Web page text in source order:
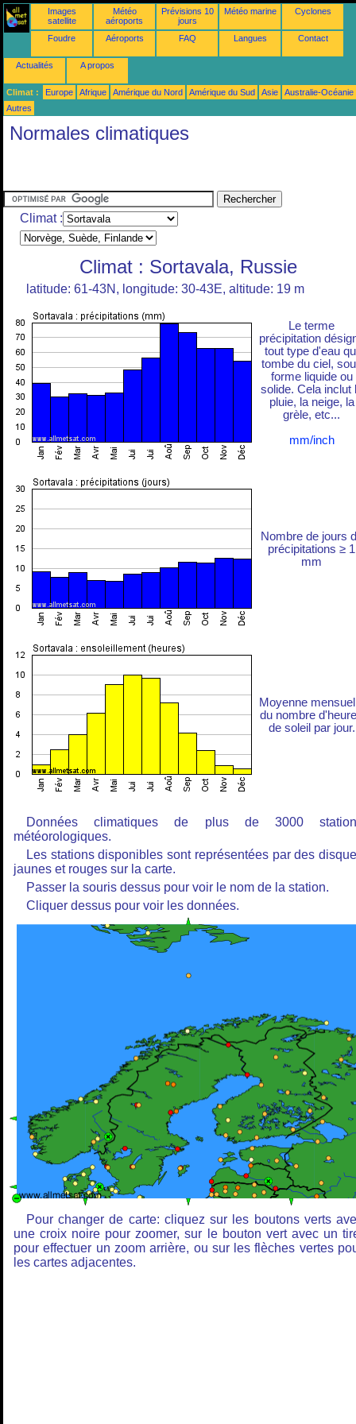
Images
satellite
Météo
aéroports
Prévisions 10
jours
Météo marine Cyclones
Foudre Aéroports FAQ Langues Contact
Actualités A propos
Climat : Europe Afrique Amérique du Nord Amérique du Sud Asie
Australie-Océanie
Autres
Normales climatiques
Climat :
Climat : Sortavala, Russie
latitude: 61-43N, longitude: 30-43E, altitude: 19 m
Le terme
précipitation
tout type d'eau
tombe du ciel,
forme liquide ou
solide. Cela inclut
pluie, la neige, la
grèle, etc...
mm/inch
Nombre de jours
précipitations ≥ 1
mm
Moyenne
du nombre
de soleil par jour.
Données climatiques de plus de 3000
météorologiques.
Les stations disponibles sont représentées par des
jaunes et rouges sur la carte.
Passer la souris dessus pour voir le nom de la station.
Cliquer dessus pour voir les données.
Pour changer de carte: cliquez sur les boutons verts
une croix noire pour zoomer, sur le bouton vert avec un
pour effectuer un zoom arrière, ou sur les flèches vertes
les cartes adjacentes.